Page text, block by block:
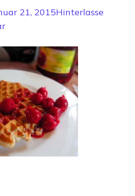
21, 2015Hinterlasse
zu
2